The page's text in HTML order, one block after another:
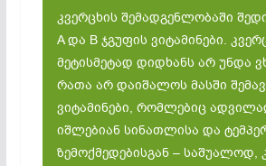
კვერცხის შემადგენლობაში
A და B ჯგუფის ვიტამინები.
მეტისმეტად დიდხანს არ უნდა
რათა არ დაიშალოს მასში
ვიტამინები, რომლებიც
იშლებიან სინათლისა და
ზემოქმედებისგან – საშუალოდ,